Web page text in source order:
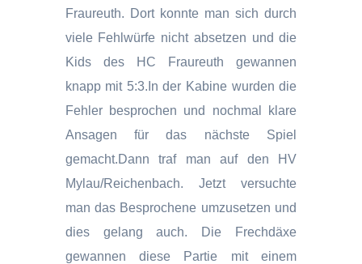
Fraureuth. Dort konnte man sich durch
viele Fehlwürfe nicht absetzen und die
Kids des HC Fraureuth gewannen
knapp mit 5:3.In der Kabine wurden die
Fehler besprochen und nochmal klare
Ansagen für das nächste Spiel
gemacht.Dann traf man auf den HV
Mylau/Reichenbach. Jetzt versuchte
man das Besprochene umzusetzen und
dies gelang auch. Die Frechdäxe
gewannen diese Partie mit einem